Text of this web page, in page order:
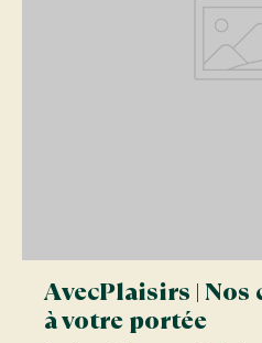
AvecPlaisirs |
à votre portée